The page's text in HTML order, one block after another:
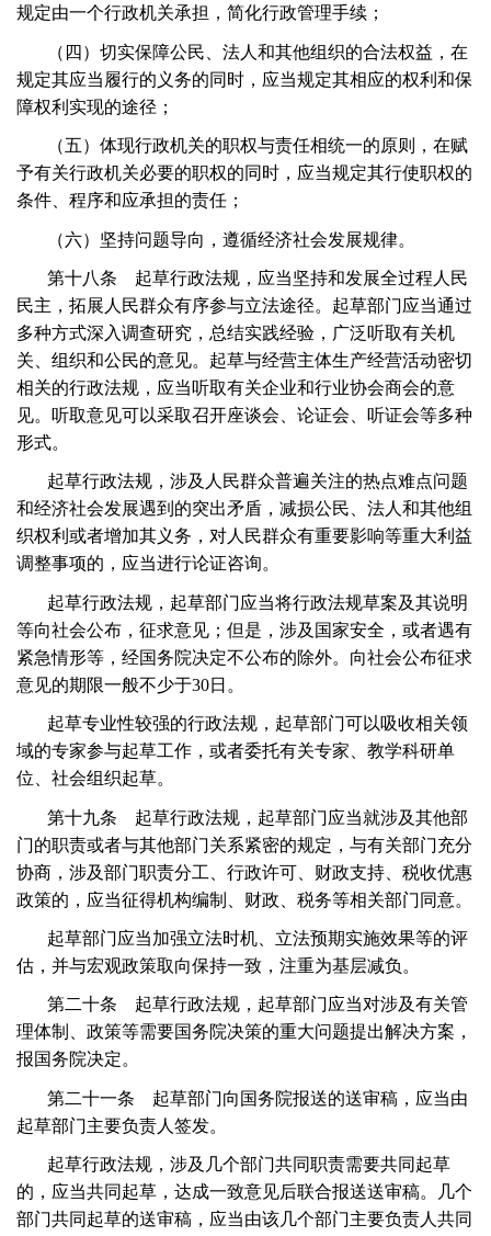
规定由一个行政机关承担，简化行政管理手续；
（四）切实保障公民、法人和其他组织的合法权益，在
规定其应当履行的义务的同时，应当规定其相应的权利和保
障权利实现的途径；
（五）体现行政机关的职权与责任相统一的原则，在赋
予有关行政机关必要的职权的同时，应当规定其行使职权的
条件、程序和应承担的责任；
（六）坚持问题导向，遵循经济社会发展规律。
第十八条 起草行政法规，应当坚持和发展全过程人民
民主，拓展人民群众有序参与立法途径。起草部门应当通过
多种方式深入调查研究，总结实践经验，广泛听取有关机
关、组织和公民的意见。起草与经营主体生产经营活动密切
相关的行政法规，应当听取有关企业和行业协会商会的意
见。听取意见可以采取召开座谈会、论证会、听证会等多种
形式。
起草行政法规，涉及人民群众普遍关注的热点难点问题
和经济社会发展遇到的突出矛盾，减损公民、法人和其他组
织权利或者增加其义务，对人民群众有重要影响等重大利益
调整事项的，应当进行论证咨询。
起草行政法规，起草部门应当将行政法规草案及其说明
等向社会公布，征求意见；但是，涉及国家安全，或者遇有
紧急情形等，经国务院决定不公布的除外。向社会公布征求
意见的期限一般不少于30日。
起草专业性较强的行政法规，起草部门可以吸收相关领
域的专家参与起草工作，或者委托有关专家、教学科研单
位、社会组织起草。
第十九条 起草行政法规，起草部门应当就涉及其他部
门的职责或者与其他部门关系紧密的规定，与有关部门充分
协商，涉及部门职责分工、行政许可、财政支持、税收优惠
政策的，应当征得机构编制、财政、税务等相关部门同意。
起草部门应当加强立法时机、立法预期实施效果等的评
估，并与宏观政策取向保持一致，注重为基层减负。
第二十条 起草行政法规，起草部门应当对涉及有关管
理体制、政策等需要国务院决策的重大问题提出解决方案，
报国务院决定。
第二十一条 起草部门向国务院报送的送审稿，应当由
起草部门主要负责人签发。
起草行政法规，涉及几个部门共同职责需要共同起草
的，应当共同起草，达成一致意见后联合报送送审稿。几个
部门共同起草的送审稿，应当由该几个部门主要负责人共同